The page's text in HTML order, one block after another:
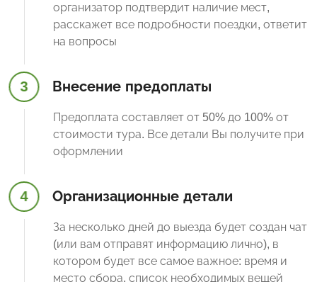
организатор подтвердит наличие мест,
расскажет все подробности поездки, ответит
на вопросы
3 Внесение предоплаты
Предоплата составляет от 50% до 100% от
стоимости тура. Все детали Вы получите при
оформлении
4 Организационные детали
За несколько дней до выезда будет создан чат
(или вам отправят информацию лично), в
котором будет все самое важное: время и
место сбора, список необходимых вещей